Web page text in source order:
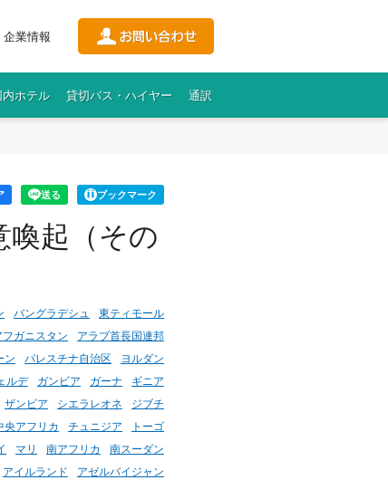
企業情報
内ホテル 貸切バス・ハイヤー 通訳
送る ブックマーク
喚起（その
バングラデシュ
東ティモール
フガニスタン
アラブ首長国連邦
ン パレスチナ自治区
ヨルダン
ルデ ガンビア ガーナ
ギニア
ザンビア シエラレオネ
ジブチ
央アフリカ チュニジア
トーゴ
マリ 南アフリカ
南スーダン
アイルランド
アゼルバイジャン